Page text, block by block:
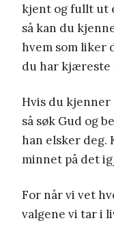
kjent og fullt ut
så kan du
hvem som liker
du har kjæreste
Hvis du kjenner
så søk Gud og
han elsker deg.
minnet på det
For når vi vet
valgene vi tar i